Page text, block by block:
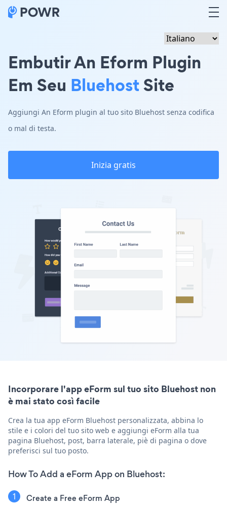
Embutir An Eform Plugin
Em Seu BluehostSite
Aggiungi An Eform plugin al tuo sito Bluehost senza codifica
o mal di testa.
Inizia gratis
Incorporare l'app eForm sul tuo sito Bluehost non
è mai stato così facile
Crea la tua app eForm Bluehost personalizzata, abbina lo
stile e i colori del tuo sito web e aggiungi eForm alla tua
pagina Bluehost, post, barra laterale, piè di pagina o dove
preferisci sul tuo posto.
How To Add a eForm App on Bluehost:
Create a Free eForm App